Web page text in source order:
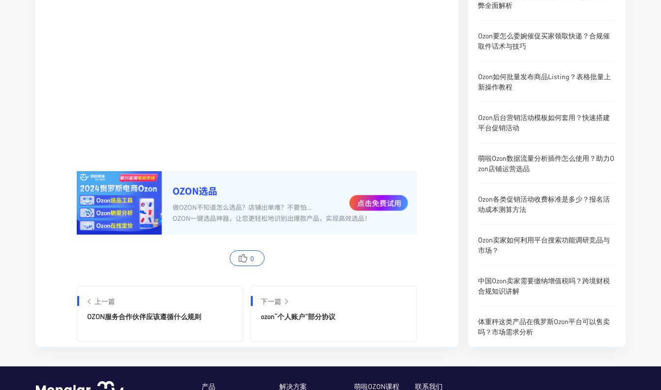
0
上一篇
OZON服务合作伙伴应该遵循什么规则
下一篇
ozon“个人账户”部分协议
弊全面解析
Ozon要怎么委婉催促买家领取快递？合规催
取件话术与技巧
Ozon如何批量发布商品Listing？表格批量上
新操作教程
Ozon后台营销活动模板如何套用？快速搭建
平台促销活动
萌啦Ozon数据流量分析插件怎么使用？助力O
zon店铺运营选品
Ozon各类促销活动收费标准是多少？报名活
动成本测算方法
Ozon卖家如何利用平台搜索功能调研竞品与
市场？
中国Ozon卖家需要缴纳增值税吗？跨境财税
合规知识讲解
体重秤这类产品在俄罗斯Ozon平台可以售卖
吗？市场需求分析
产品 解决方案 萌啦OZON课程 联系我们